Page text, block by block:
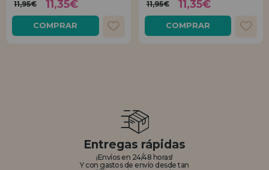
11,95€
11,35€
COMPRAR
11,95€
11,35€
COMPRAR
Entregas rápidas
¡Envíos en 24/48 horas!
Y con gastos de envío desde tan